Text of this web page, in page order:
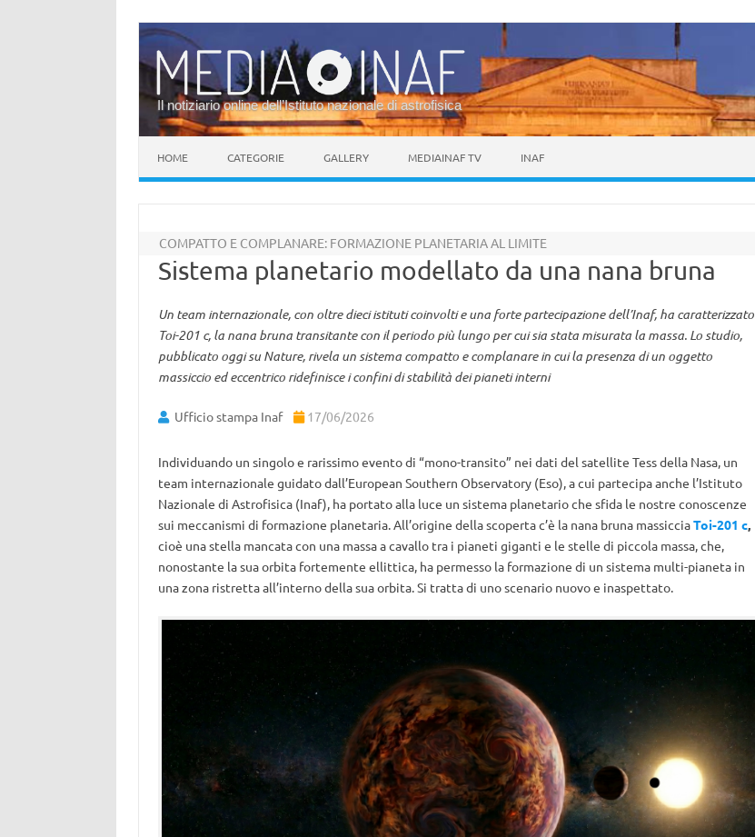
Il notiziario online dell’Istituto nazionale di astrofisica
HOME CATEGORIE GALLERY MEDIAINAF TV INAF
COMPATTO E COMPLANARE: FORMAZIONE PLANETARIA AL LIMITE
Sistema planetario modellato da una nana bruna
Un team internazionale, con oltre dieci istituti coinvolti e una forte partecipazione dell’Inaf, ha caratterizzato
Toi-201 c, la nana bruna transitante con il periodo più lungo per cui sia stata misurata la massa. Lo studio,
pubblicato oggi su Nature, rivela un sistema compatto e complanare in cui la presenza di un oggetto
massiccio ed eccentrico ridefinisce i confini di stabilità dei pianeti interni
Ufficio stampa Inaf 17/06/2026
Individuando un singolo e rarissimo evento di “mono-transito” nei dati del satellite Tess della Nasa, un
team internazionale guidato dall’European Southern Observatory (Eso), a cui partecipa anche l’Istituto
Nazionale di Astrofisica (Inaf), ha portato alla luce un sistema planetario che sfida le nostre conoscenze
sui meccanismi di formazione planetaria. All’origine della scoperta c’è la nana bruna massicciaToi-201 c,
cioè una stella mancata con una massa a cavallo tra i pianeti giganti e le stelle di piccola massa, che,
nonostante la sua orbita fortemente ellittica, ha permesso la formazione di un sistema multi-pianeta in
una zona ristretta all’interno della sua orbita. Si tratta di uno scenario nuovo e inaspettato.